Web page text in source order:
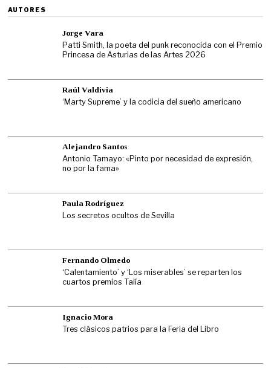
AUTORES
Jorge Vara
Patti Smith, la poeta del punk reconocida con el Premio
Princesa de Asturias de las Artes 2026
Raúl Valdivia
‘Marty Supreme’ y la codicia del sueño americano
Alejandro Santos
Antonio Tamayo: «Pinto por necesidad de expresión,
no por la fama»
Paula Rodríguez
Los secretos ocultos de Sevilla
Fernando Olmedo
‘Calentamiento’ y ‘Los miserables’ se reparten los
cuartos premios Talía
Ignacio Mora
Tres clásicos patrios para la Feria del Libro